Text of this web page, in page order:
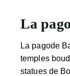
La
La pagode
temples
statues de